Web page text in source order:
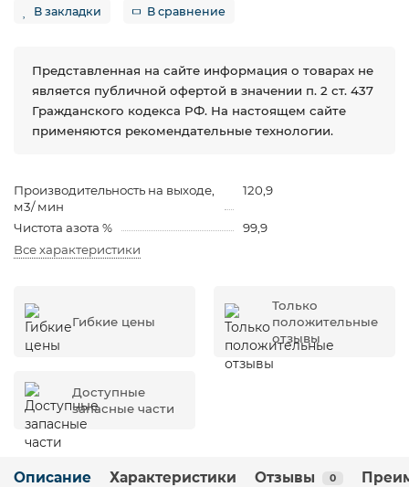
В закладки В сравнение
Представленная на сайте информация о товарах не
является публичной офертой в значении п. 2 ст. 437
Гражданского кодекса РФ. На настоящем сайте
применяются рекомендательные технологии.
Производительность на выходе,
м3/ мин
120,9
Чистота азота %
99,9
Все характеристики
Гибкие цены
Только
положительные
отзывы
Доступные
запасные части
Описание Характеристики Отзывы 0